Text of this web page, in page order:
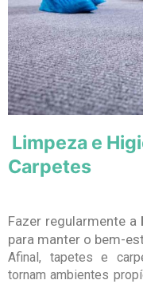
Limpeza e
Carpetes
Fazer regularmente a
para manter o bem-
Afinal, tapetes e
tornam ambientes